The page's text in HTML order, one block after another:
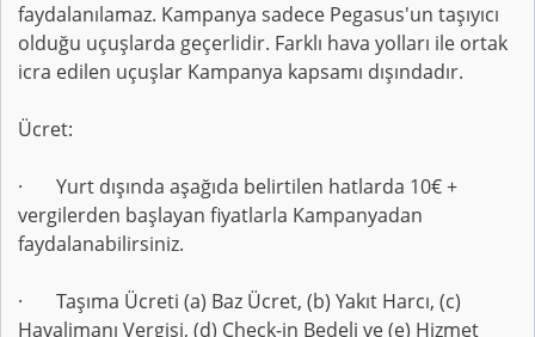
faydalanılamaz. Kampanya sadece Pegasus'un taşıyıcı
olduğu uçuşlarda geçerlidir. Farklı hava yolları ile ortak
icra edilen uçuşlar Kampanya kapsamı dışındadır.
Ücret:
· Yurt dışında aşağıda belirtilen hatlarda 10€ +
vergilerden başlayan fiyatlarla Kampanyadan
faydalanabilirsiniz.
· Taşıma Ücreti (a) Baz Ücret, (b) Yakıt Harcı, (c)
Havalimanı Vergisi, (d) Check-in Bedeli ve (e) Hizmet